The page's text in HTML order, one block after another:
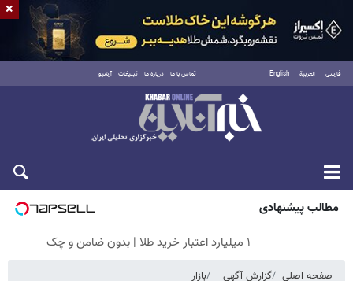
فارسی العربية English تماس با ما درباره ما تبلیغات آرشیو
شنبه ۱۷ مرداد ۱۴۰۵
مطالب پیشنهادی
۱ میلیارد اعتبار خرید طلا | بدون ضامن و چک
صفحه اصلی گزارش آگهی بازار
×